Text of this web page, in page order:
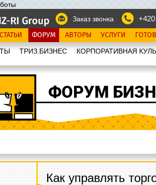
Заказ звонка
СТАТЬИ ФОРУМ АВТОРЫ УСЛУГИ
ТРИЗ.БИЗНЕС КОРПОРАТИВНАЯ
ФОРУМ
Как управлять